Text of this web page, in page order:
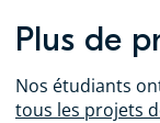
Plus de
Nos étudiants
tous les projets